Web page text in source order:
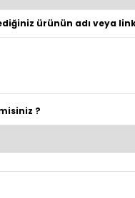
ürünün adı veya
?